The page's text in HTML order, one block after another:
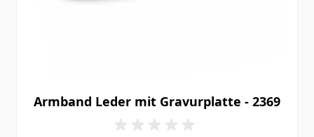
Armband Leder mit Gravurplatte - 2369